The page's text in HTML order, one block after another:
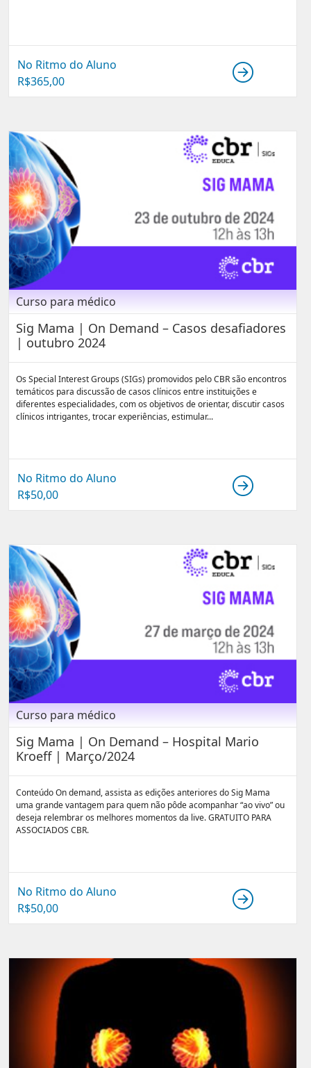
No Ritmo do Aluno
R$365,00
Curso para médico
Sig Mama | On Demand – Casos desafiadores
| outubro 2024
Os Special Interest Groups (SIGs) promovidos pelo CBR são encontros
temáticos para discussão de casos clínicos entre instituições e
diferentes especialidades, com os objetivos de orientar, discutir casos
clínicos intrigantes, trocar experiências, estimular...
No Ritmo do Aluno
R$50,00
Curso para médico
Sig Mama | On Demand – Hospital Mario
Kroeff | Março/2024
Conteúdo On demand, assista as edições anteriores do Sig Mama
uma grande vantagem para quem não pôde acompanhar “ao vivo” ou
deseja relembrar os melhores momentos da live. GRATUITO PARA
ASSOCIADOS CBR.
No Ritmo do Aluno
R$50,00